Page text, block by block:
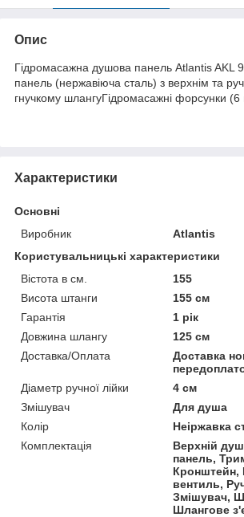
Опис
Гідромасажна душова панель Atlantis AKL
панель (нержавіюча сталь) з верхнім та
гнучкому шлангуГідромасажні форсунки (6
Характеристики
Основні
Виробник
Atlantis
Користувальницькі характеристики
Вістота в см.
155
Висота штанги
155 см
Гарантія
1 рік
Довжина шлангу
125 см
Доставка/Оплата
Доставка
Діаметр ручної лійки
4 см
Змішувач
Для душа
Колір
Неіржавка
Комплектація
Верхній
панель,
Кронштейн,
вентиль,
Змішувач,
Шлангове